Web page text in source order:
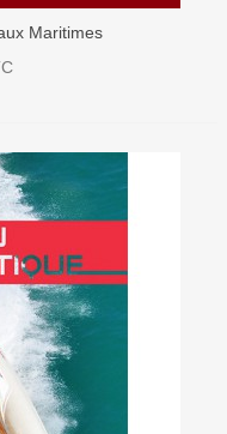
Maritimes